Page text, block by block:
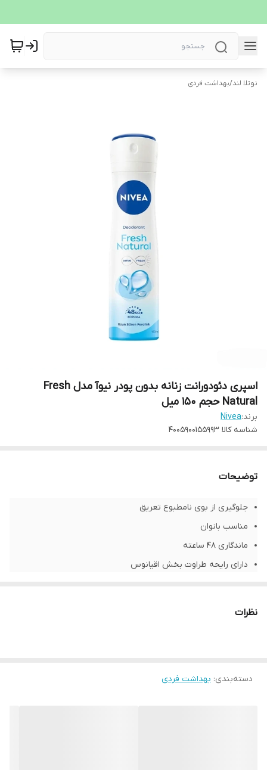
نوتلا لند/بهداشت فردی
اسپری دئودورانت زنانه بدون پودر نیوآ مدل Fresh
Natural حجم 150 میل
برند:Nivea
شناسه کالا 4005900155993
توضیحات
جلوگیری از بوی نامطبوع تعریق
مناسب بانوان
ماندگاری 48 ساعته
دارای رایحه طراوت بخش اقیانوس
فاقد الکل، رنگ و آلومینیوم
نظرات
دسته‌بندی: بهداشت فردی